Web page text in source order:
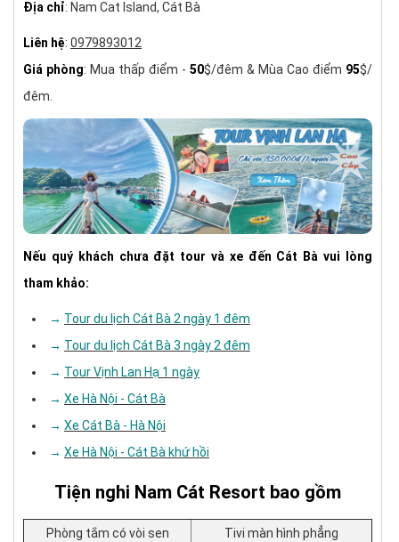
Địa chỉ: Nam Cat Island, Cát Bà
Liên hệ: 0979893012
Giá phòng: Mua thấp điểm - 50$/đêm & Mùa Cao điểm 95$/
đêm.
Nếu quý khách chưa đặt tour và xe đến Cát Bà vui lòng
tham khảo:
→ ​​ Tour du lịch Cát Bà 2 ngày 1 đêm
→ Tour du lịch Cát Bà 3 ngày 2 đêm
→ Tour Vịnh Lan Hạ 1 ngày
→ Xe Hà Nội - Cát Bà
→ Xe Cát Bà - Hà Nội
→ Xe Hà Nội - Cát Bà khứ hồi
Tiện nghi Nam Cát Resort bao gồm
Phòng tắm có vòi sen
Tivi màn hình phẳng